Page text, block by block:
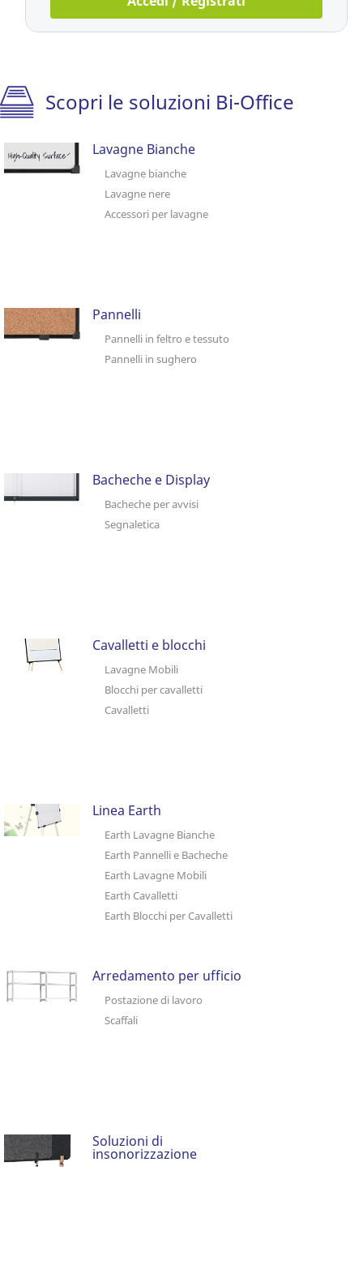
Scopri le soluzioni Bi-Office
Lavagne Bianche
Lavagne bianche
Lavagne nere
Accessori per lavagne
Pannelli
Pannelli in feltro e tessuto
Pannelli in sughero
Bacheche e Display
Bacheche per avvisi
Segnaletica
Cavalletti e blocchi
Lavagne Mobili
Blocchi per cavalletti
Cavalletti
Linea Earth
Earth Lavagne Bianche
Earth Pannelli e Bacheche
Earth Lavagne Mobili
Earth Cavalletti
Earth Blocchi per Cavalletti
Arredamento per ufficio
Postazione di lavoro
Scaffali
Soluzioni di
insonorizzazione